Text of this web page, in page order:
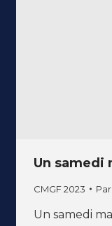
Un samedi
CMGF 2023 Par
Un samedi